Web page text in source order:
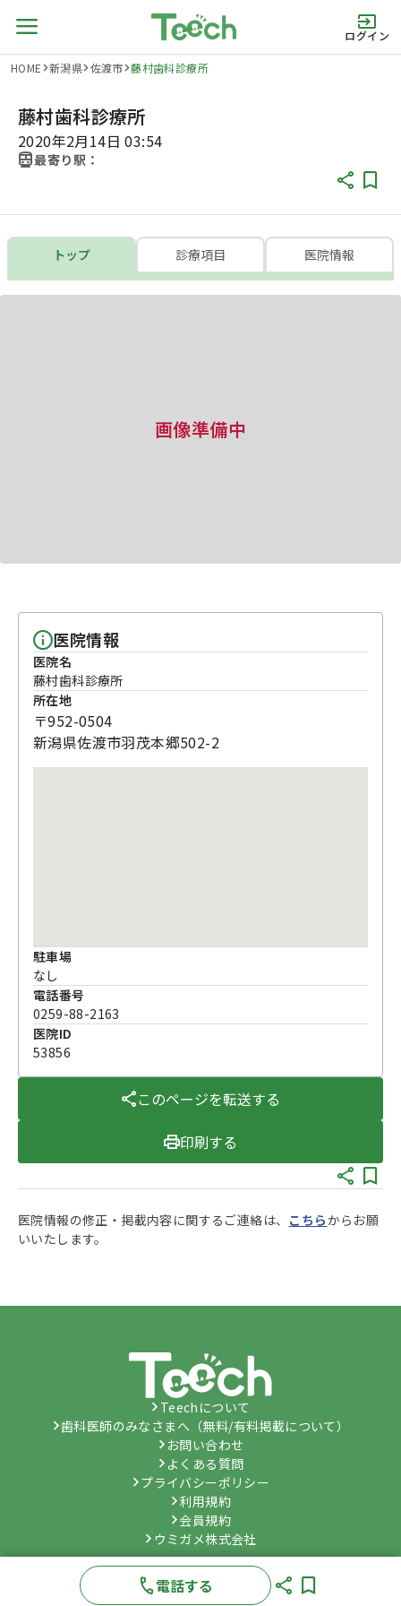
ログイン
HOME 新潟県 佐渡市 藤村歯科診療所
藤村歯科診療所
2020年2月14日 03:54
最寄り駅：
トップ 診療項目 医院情報
画像準備中
医院情報
医院名
藤村歯科診療所
所在地
〒952-0504
新潟県佐渡市羽茂本郷502-2
駐車場
なし
電話番号
0259-88-2163
医院ID
53856
このページを転送する
印刷する
医院情報の修正・掲載内容に関するご連絡は、 こちらからお願
いいたします。
Teechについて
歯科医師のみなさまへ（無料/有料掲載について）
お問い合わせ
よくある質問
プライバシーポリシー
利用規約
会員規約
ウミガメ株式会社
© Umygame Co., Ltd. All Rights Reserved.